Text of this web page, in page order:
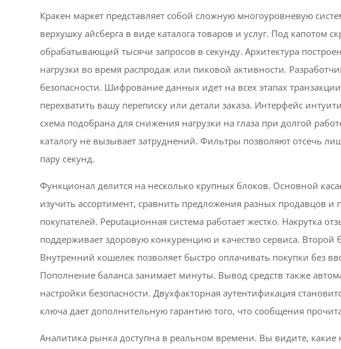
Кракен маркет представляет собой сложную многоуровневую
верхушку айсберга в виде каталога товаров и услуг. Под капотом
обрабатывающий тысячи запросов в секунду. Архитектура
нагрузки во время распродаж или пиковой активности.
безопасности. Шифрование данных идет на всех этапах
перехватить вашу переписку или детали заказа. Интерфейс
схема подобрана для снижения нагрузки на глаза при долгой
каталогу не вызывает затруднений. Фильтры позволяют отсечь
пару секунд.
Функционал делится на несколько крупных блоков. Основной
изучить ассортимент, сравнить предложения разных продавцов и
покупателей. Реputационная система работает жестко. Накрутка
поддерживает здоровую конкуренцию и качество сервиса. Второй
Внутренний кошелек позволяет быстро оплачивать покупки без
Пополнение баланса занимает минуты. Вывод средств также
настройки безопасности. Двухфакторная аутентификация
ключа дает дополнительную гарантию того, что сообщения
Аналитика рынка доступна в реальном времени. Вы видите, какие